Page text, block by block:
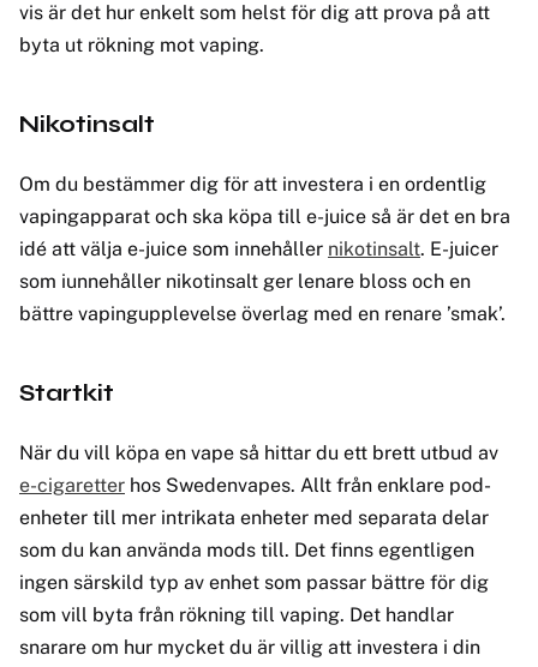
vis är det hur enkelt som helst för dig att prova på att
byta ut rökning mot vaping.
Nikotinsalt
Om du bestämmer dig för att investera i en ordentlig
vapingapparat och ska köpa till e-juice så är det en bra
idé att välja e-juice som innehåller nikotinsalt. E-juicer
som iunnehåller nikotinsalt ger lenare bloss och en
bättre vapingupplevelse överlag med en renare ’smak’.
Startkit
När du vill köpa en vape så hittar du ett brett utbud av
e-cigaretter hos Swedenvapes. Allt från enklare pod-
enheter till mer intrikata enheter med separata delar
som du kan använda mods till. Det finns egentligen
ingen särskild typ av enhet som passar bättre för dig
som vill byta från rökning till vaping. Det handlar
snarare om hur mycket du är villig att investera i din